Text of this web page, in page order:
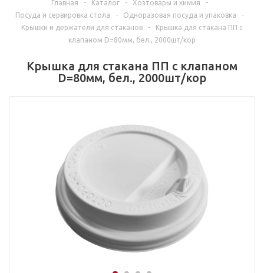
Главная - Каталог - Хозтовары и химия
-
Посуда и сервировка стола
- Одноразовая посуда и упаковка
-
Крышки и держатели для стаканов
-
Крышка для стакана ПП с
клапаном D=80мм, бел., 2000шт/кор
Крышка для стакана ПП с клапаном
D=80мм, бел., 2000шт/кор